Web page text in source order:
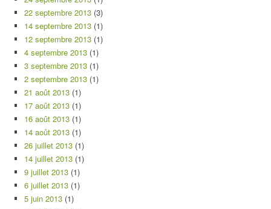
22 septembre 2013 (3)
14 septembre 2013 (1)
12 septembre 2013 (1)
4 septembre 2013 (1)
3 septembre 2013 (1)
2 septembre 2013 (1)
21 août 2013 (1)
17 août 2013 (1)
16 août 2013 (1)
14 août 2013 (1)
26 juillet 2013 (1)
14 juillet 2013 (1)
9 juillet 2013 (1)
6 juillet 2013 (1)
5 juin 2013 (1)